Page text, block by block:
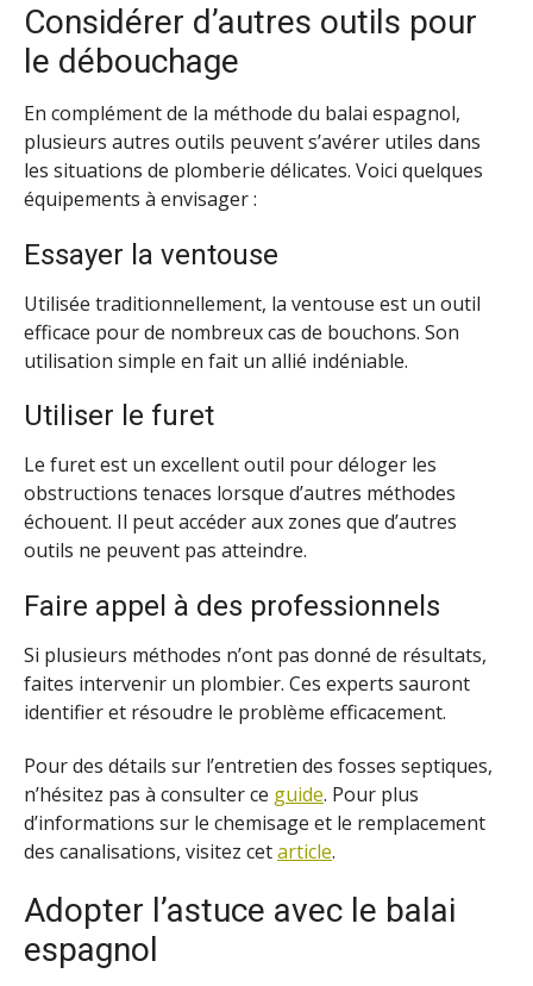
Considérer d’autres outils pour
le débouchage
En complément de la méthode du balai espagnol,
plusieurs autres outils peuvent s’avérer utiles dans
les situations de plomberie délicates. Voici quelques
équipements à envisager :
Essayer la ventouse
Utilisée traditionnellement, la ventouse est un outil
efficace pour de nombreux cas de bouchons. Son
utilisation simple en fait un allié indéniable.
Utiliser le furet
Le furet est un excellent outil pour déloger les
obstructions tenaces lorsque d’autres méthodes
échouent. Il peut accéder aux zones que d’autres
outils ne peuvent pas atteindre.
Faire appel à des professionnels
Si plusieurs méthodes n’ont pas donné de résultats,
faites intervenir un plombier. Ces experts sauront
identifier et résoudre le problème efficacement.
Pour des détails sur l’entretien des fosses septiques,
n’hésitez pas à consulter ce guide. Pour plus
d’informations sur le chemisage et le remplacement
des canalisations, visitez cetarticle.
Adopter l’astuce avec le balai
espagnol